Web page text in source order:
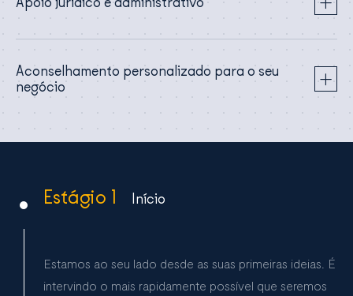
Aconselhamento personalizado para o seu
negócio
Estágio 1 Início
Estamos ao seu lado desde as suas primeiras ideias. É
intervindo o mais rapidamente possível que seremos